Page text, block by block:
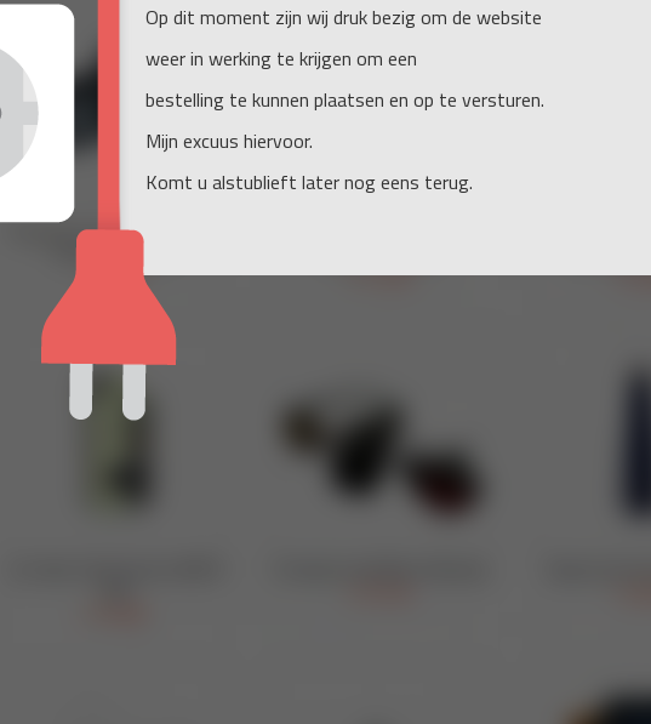
Op dit moment zijn wij druk bezig om de website
weer in werking te krijgen om een
bestelling te kunnen plaatsen en op te versturen.
Mijn excuus hiervoor.
Komt u alstublieft later nog eens terug.